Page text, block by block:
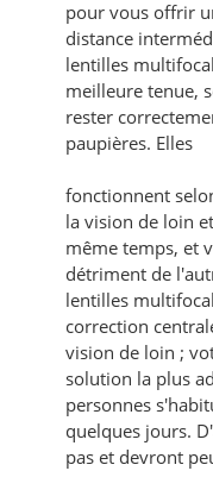
pour vous offrir
distance
lentilles
meilleure tenue,
rester
paupières. Elles
fonctionnent
la vision de loin
même temps, et
détriment de
lentilles
correction
vision de loin ;
solution la plus
personnes
quelques jours.
pas et devront